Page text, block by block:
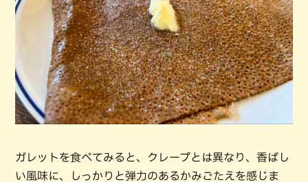
ガレットを食べてみると、クレープとは異なり、香ばし
い風味に、しっかりと弾力のあるかみごたえを感じま